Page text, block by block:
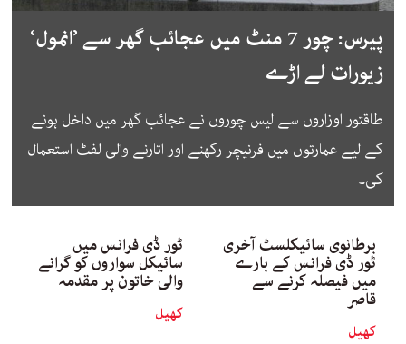
پیرس: چور 7 منٹ میں عجائب گھر سے ’انمول‘
زیورات لے اڑے
طاقتور اوزاروں سے لیس چوروں نے عجائب گھر میں داخل ہونے
کے لیے عمارتوں میں فرنیچر رکھنے اور اتارنے والی لفٹ استعمال
کی۔
برطانوی سائیکلسٹ آخری
ٹور ڈی فرانس کے بارے
میں فیصلہ کرنے سے
قاصر
کھیل
ٹور ڈی فرانس میں
سائیکل سواروں کو گرانے
والی خاتون پر مقدمہ
کھیل